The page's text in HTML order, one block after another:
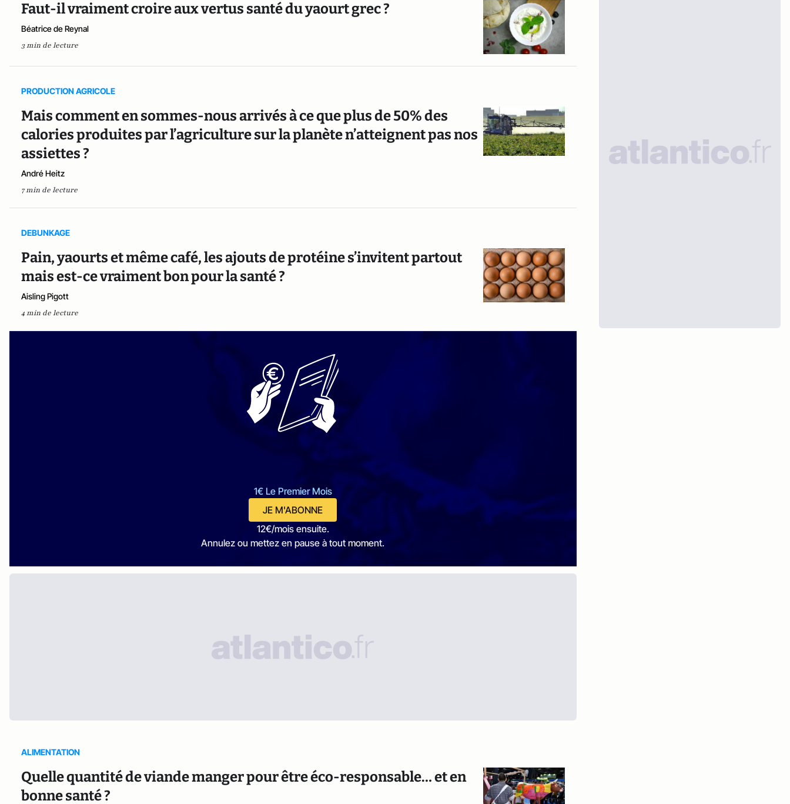
Faut-il vraiment croire aux vertus santé du yaourt grec ?
Béatrice de Reynal
3 min de lecture
PRODUCTION AGRICOLE
Mais comment en sommes-nous arrivés à ce que plus de 50% des
calories produites par l’agriculture sur la planète n’atteignent pas nos
assiettes ?
André Heitz
7 min de lecture
DEBUNKAGE
Pain, yaourts et même café, les ajouts de protéine s’invitent partout
mais est-ce vraiment bon pour la santé ?
Aisling Pigott
4 min de lecture
1€ Le Premier Mois
JE M'ABONNE
12€/mois ensuite.
Annulez ou mettez en pause à tout moment.
ALIMENTATION
Quelle quantité de viande manger pour être éco-responsable… et en
bonne santé ?